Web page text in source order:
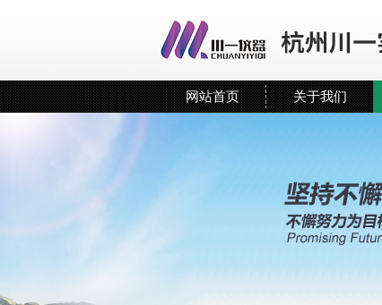
网站首页 关于我们